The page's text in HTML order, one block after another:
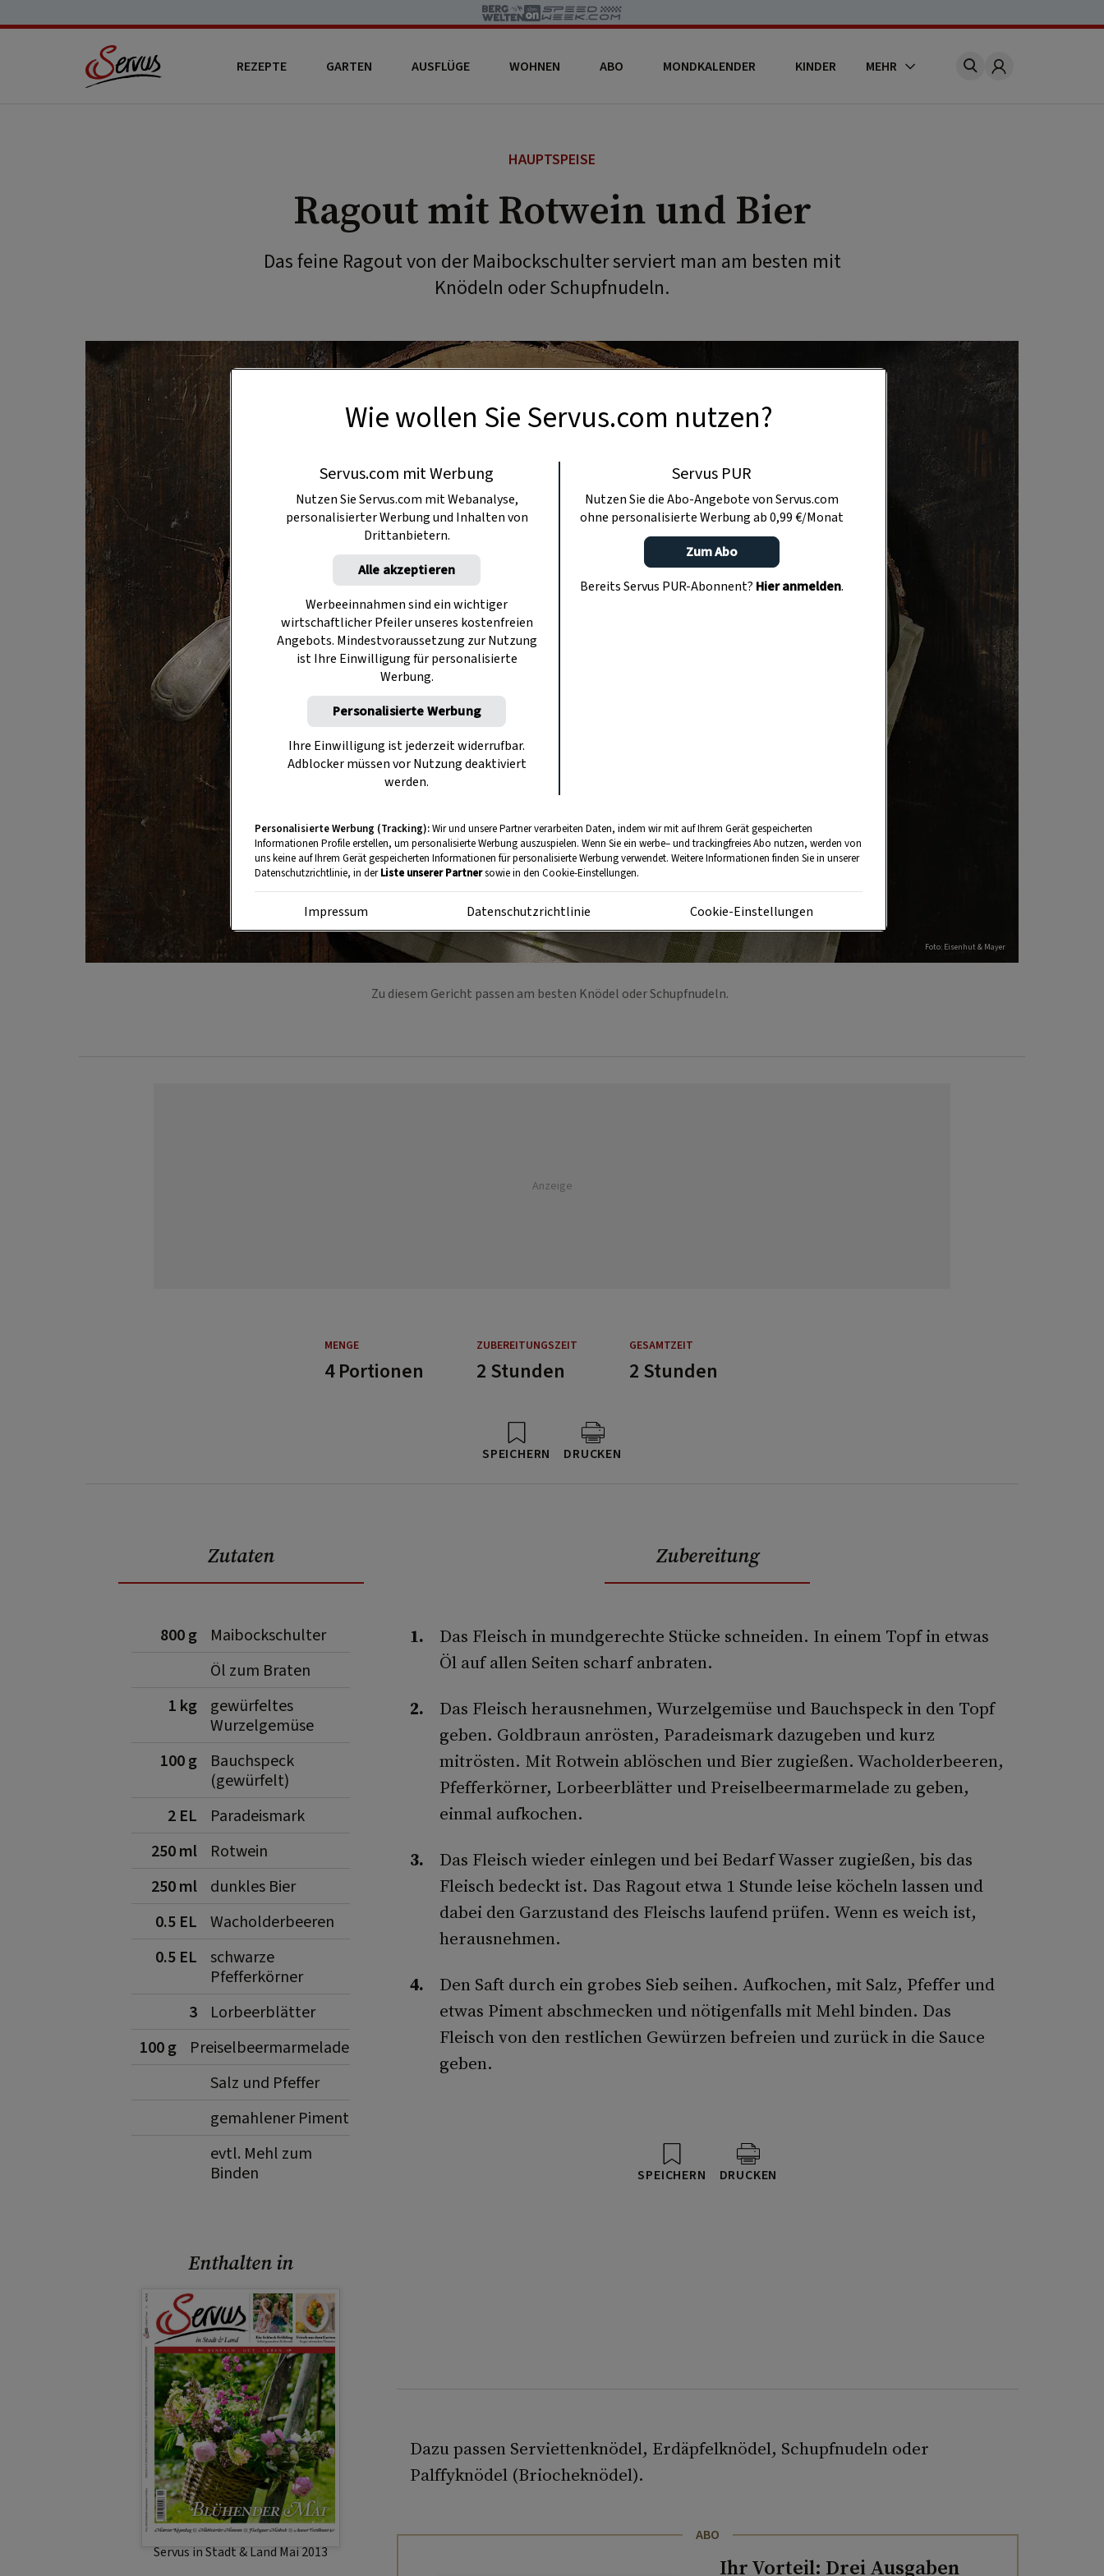
REZEPTE GARTEN AUSFLÜGE WOHNEN ABO MONDKALENDER KINDER MEHR Account
HAUPTSPEISE
Ragout mit Rotwein und Bier
Das feine Ragout von der Maibockschulter serviert man am besten mit
Knödeln oder Schupfnudeln.
Foto: Eisenhut & Mayer
Zu diesem Gericht passen am besten Knödel oder Schupfnudeln.
Anzeige
MENGE ZUBEREITUNGSZEIT GESAMTZEIT
4 Portionen 2 Stunden 2 Stunden
SPEICHERN DRUCKEN
Zutaten
800 g
Maibockschulter
Öl zum Braten
1 kg
gewürfeltes
Wurzelgemüse
100 g
Bauchspeck
(gewürfelt)
2 EL
Paradeismark
250 ml
Rotwein
250 ml
dunkles Bier
0.5 EL
Wacholderbeeren
0.5 EL
schwarze
Pfefferkörner
3
Lorbeerblätter
100 g
Preiselbeermarmelade
Salz und Pfeffer
gemahlener Piment
evtl. Mehl zum
Binden
Enthalten in
Servus in Stadt & Land Mai 2013
Zubereitung
Das Fleisch in mundgerechte Stücke schneiden. In einem Topf in etwas
Öl auf allen Seiten scharf anbraten.
Das Fleisch herausnehmen, Wurzelgemüse und Bauchspeck in den Topf
geben. Goldbraun anrösten, Paradeismark dazugeben und kurz
mitrösten. Mit Rotwein ablöschen und Bier zugießen. Wacholderbeeren,
Pfefferkörner, Lorbeerblätter und Preiselbeermarmelade zu geben,
einmal aufkochen.
Das Fleisch wieder einlegen und bei Bedarf Wasser zugießen, bis das
Fleisch bedeckt ist. Das Ragout etwa 1 Stunde leise köcheln lassen und
dabei den Garzustand des Fleischs laufend prüfen. Wenn es weich ist,
herausnehmen.
Den Saft durch ein grobes Sieb seihen. Aufkochen, mit Salz, Pfeffer und
etwas Piment abschmecken und nötigenfalls mit Mehl binden. Das
Fleisch von den restlichen Gewürzen befreien und zurück in die Sauce
geben.
SPEICHERN DRUCKEN
Dazu passen Serviettenknödel, Erdäpfelknödel, Schupfnudeln oder
Palffyknödel (Briocheknödel).
ABO
Ihr Vorteil: Drei Ausgaben
Wie wollen Sie Servus.com nutzen?
Servus.com mit Werbung
Nutzen Sie Servus.com mit Webanalyse,
personalisierter Werbung und Inhalten von
Drittanbietern.
Alle akzeptieren
Werbeeinnahmen sind ein wichtiger
wirtschaftlicher Pfeiler unseres kostenfreien
Angebots. Mindestvoraussetzung zur Nutzung
ist Ihre Einwilligung für personalisierte
Werbung.
Personalisierte Werbung
Ihre Einwilligung ist jederzeit widerrufbar.
Adblocker müssen vor Nutzung deaktiviert
werden.
Servus PUR
Nutzen Sie die Abo-Angebote von Servus.com
ohne personalisierte Werbung ab 0,99 €/Monat
Zum Abo
Bereits Servus PUR-Abonnent? Hier anmelden.
Personalisierte Werbung (Tracking):Wir und unsere Partner verarbeiten Daten, indem wir mit auf Ihrem Gerät gespeicherten
Informationen Profile erstellen, um personalisierte Werbung auszuspielen. Wenn Sie ein werbe– und trackingfreies Abo nutzen, werden von
uns keine auf Ihrem Gerät gespeicherten Informationen für personalisierte Werbung verwendet. Weitere Informationen finden Sie in unserer
Datenschutzrichtlinie, in derListe unserer Partnersowie in den Cookie-Einstellungen.
Impressum Datenschutzrichtlinie Cookie-Einstellungen